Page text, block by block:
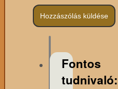
Fontos
tudnivaló: